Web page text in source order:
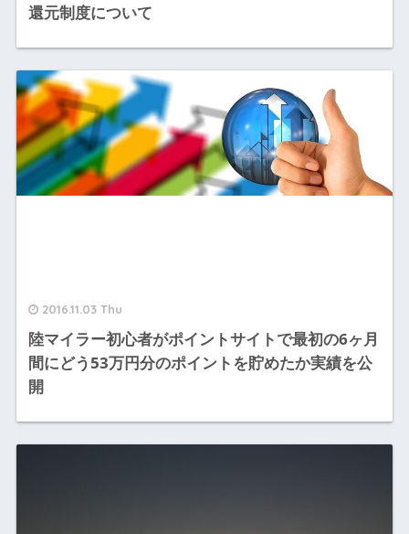
還元制度について
2016.11.03 Thu
陸マイラー初心者がポイントサイトで最初の6ヶ月
間にどう53万円分のポイントを貯めたか実績を公
開